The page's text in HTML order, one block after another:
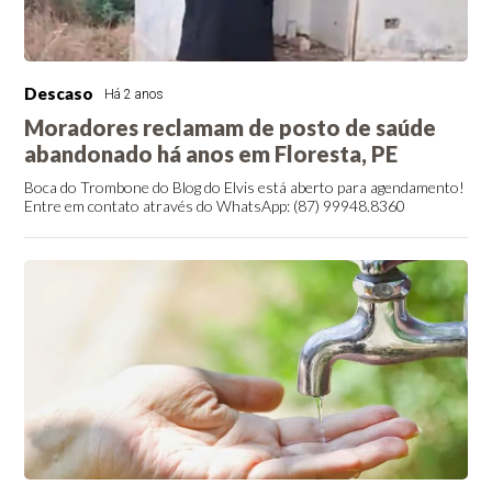
Descaso Há 2 anos
Moradores reclamam de posto de saúde
abandonado há anos em Floresta, PE
Boca do Trombone do Blog do Elvis está aberto para agendamento!
Entre em contato através do WhatsApp: (87) 99948.8360